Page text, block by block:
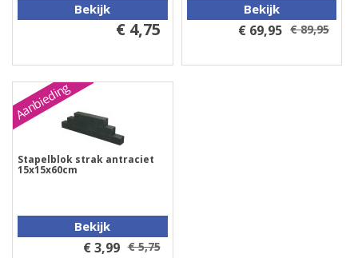
Bekijk
€ 4,75
Bekijk
€ 69,95 € 89,95
Aanbieding
Stapelblok strak antraciet
15x15x60cm
Bekijk
€ 3,99 € 5,75